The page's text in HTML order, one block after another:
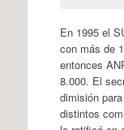
En 1995 el
con más de
entonces
8.000. El
dimisión
distintos